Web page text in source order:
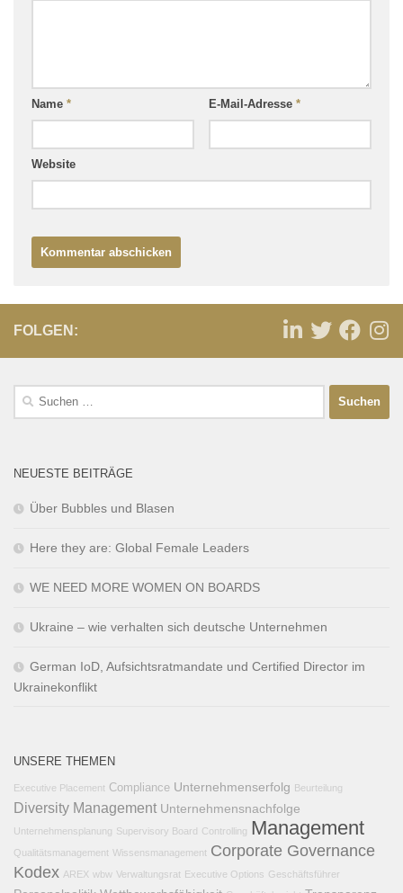
Name * E-Mail-Adresse *
Website
FOLGEN:
NEUESTE BEITRÄGE
Über Bubbles und Blasen
Here they are: Global Female Leaders
WE NEED MORE WOMEN ON BOARDS
Ukraine – wie verhalten sich deutsche Unternehmen
German IoD, Aufsichtsratmandate und Certified Director im
Ukrainekonflikt
UNSERE THEMEN
Executive Placement Compliance Unternehmenserfolg Beurteilung
Diversity Management Unternehmensnachfolge
Unternehmensplanung Supervisory Board Controlling Management
Qualitätsmanagement Wissensmanagement Corporate Governance
Kodex AREX wbw Verwaltungsrat Executive Options Geschäftsführer